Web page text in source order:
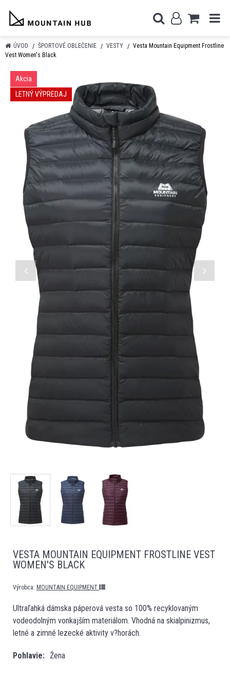
ÚVOD ŠPORTOVÉ OBLEČENIE VESTY
Vesta Mountain Equipment Frostline
Vest Women's Black
Akcia
LETNÝ VÝPREDAJ
VESTA MOUNTAIN EQUIPMENT FROSTLINE VEST
WOMEN'S BLACK
Výrobca: MOUNTAIN EQUIPMENT
Ultraľahká dámska páperová vesta so 100% recyklovaným
vodeodolným vonkajším materiálom. Vhodná na skialpinizmus,
letné a zimné lezecké aktivity v?horách.
Pohlavie Žena